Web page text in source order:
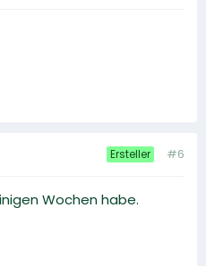
Ersteller #6
Wochen habe.